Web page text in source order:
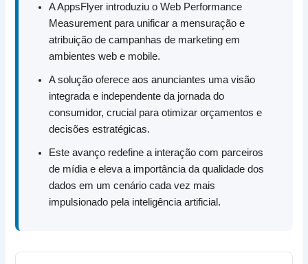
A AppsFlyer introduziu o Web Performance
Measurement para unificar a mensuração e
atribuição de campanhas de marketing em
ambientes web e mobile.
A solução oferece aos anunciantes uma visão
integrada e independente da jornada do
consumidor, crucial para otimizar orçamentos e
decisões estratégicas.
Este avanço redefine a interação com parceiros
de mídia e eleva a importância da qualidade dos
dados em um cenário cada vez mais
impulsionado pela inteligência artificial.